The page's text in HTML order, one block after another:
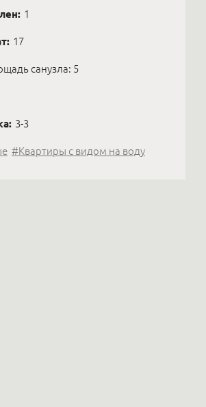
1
17
санузла: 5
3-3
#Квартиры с видом на воду